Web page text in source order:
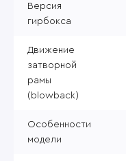
Версия
гирбокса
Движение
затворной
рамы
(blowback)
Особенности
модели